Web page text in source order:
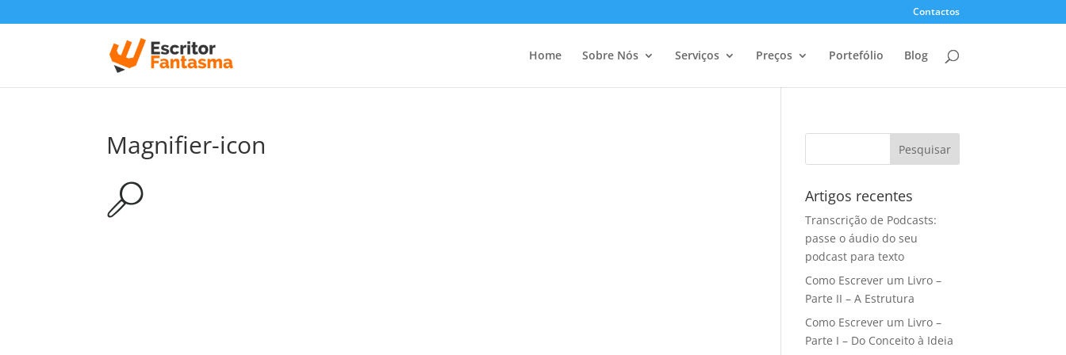
Contactos
Home Sobre Nós Serviços Preços Portefólio Blog
Magnifier-icon
Artigos recentes
Transcrição de Podcasts:
passe o áudio do seu
podcast para texto
Como Escrever um Livro –
Parte II – A Estrutura
Como Escrever um Livro –
Parte I – Do Conceito à Ideia